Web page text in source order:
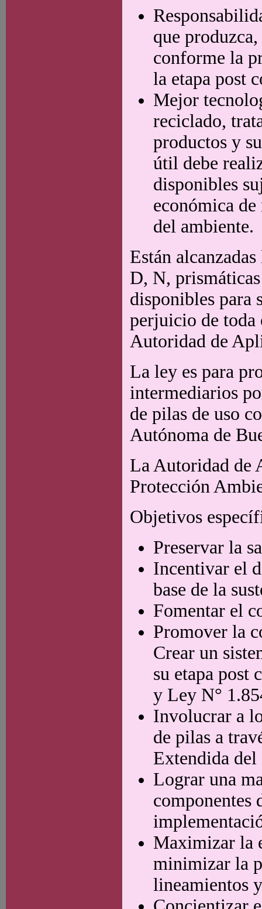
que
conforme la
la etapa post
Mejor
reciclado,
productos y
útil debe
disponibles
económica
del ambiente.
Están
D, N,
disponibles para
perjuicio de toda
Autoridad de
La ley es para
intermediarios
de pilas de uso
Autónoma de
La Autoridad de
Protección
Objetivos
Preservar la
Incentivar el
base de la
Fomentar el
Promover la
Crear un
su etapa post
y Ley N°
Involucrar a
de pilas a
Extendida
Lograr una
componentes
Maximizar la
minimizar la
lineamientos